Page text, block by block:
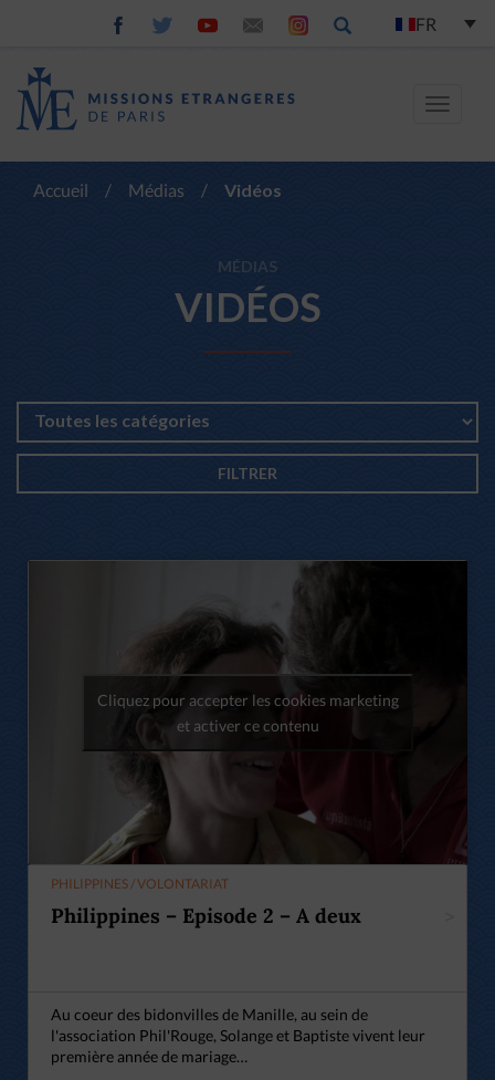
FR
Toggle
Accueil / Médias / Vidéos
MÉDIAS
VIDÉOS
FILTRER
Cliquez pour accepter les cookies marketing
et activer ce contenu
PHILIPPINES / VOLONTARIAT
Philippines – Episode 2 – A deux
Au coeur des bidonvilles de Manille, au sein de
l'association Phil'Rouge, Solange et Baptiste vivent leur
première année de mariage…